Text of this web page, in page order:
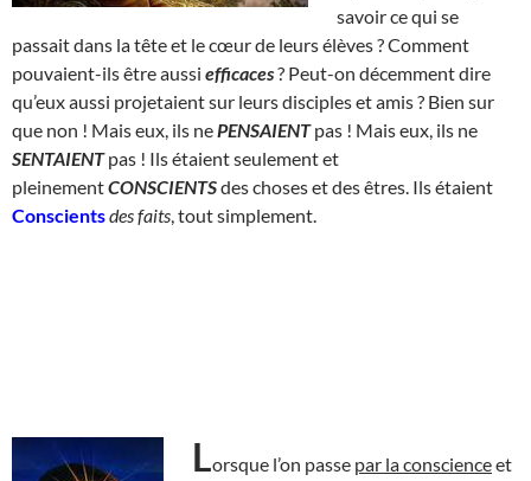
savoir ce qui se
passait dans la tête et le cœur de leurs élèves ? Comment
pouvaient-ils être aussi efficaces? Peut-on décemment dire
qu’eux aussi projetaient sur leurs disciples et amis ? Bien sur
que non ! Mais eux, ils ne PENSAIENTpas ! Mais eux, ils ne
SENTAIENTpas ! Ils étaient seulement et
pleinementCONSCIENTSdes choses et des êtres. Ils étaient
Conscientsdes faits , tout simplement.
Lorsque l’on passe par la conscienceet